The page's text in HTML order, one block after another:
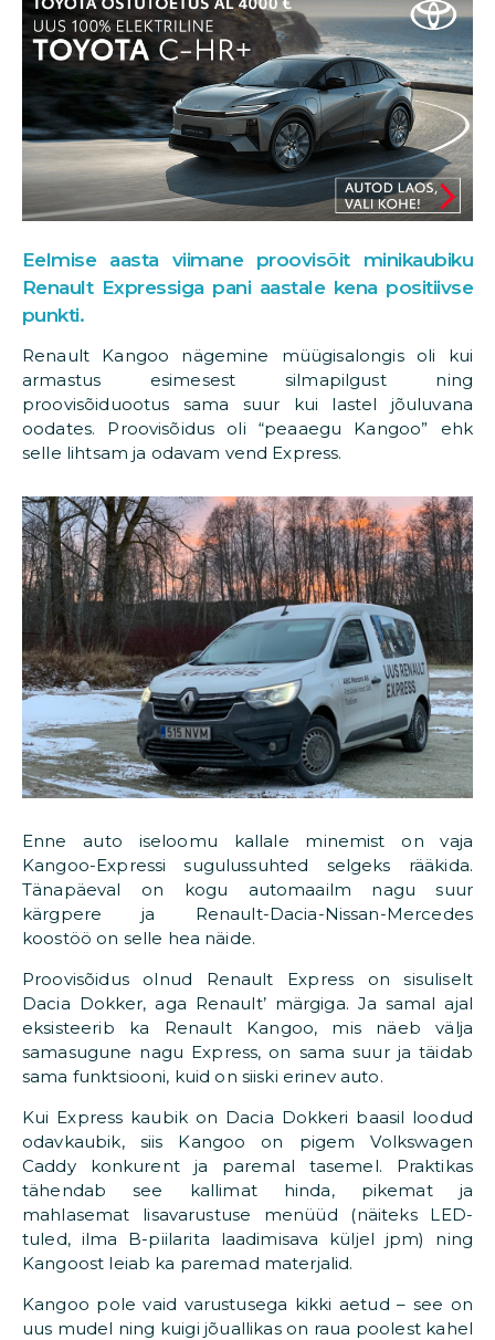
Eelmise aasta viimane proovisõit minikaubiku
Renault Expressiga pani aastale kena positiivse
punkti.
Renault Kangoo nägemine müügisalongis oli kui
armastus esimesest silmapilgust ning
proovisõiduootus sama suur kui lastel jõuluvana
oodates. Proovisõidus oli “peaaegu Kangoo” ehk
selle lihtsam ja odavam vend Express.
Enne auto iseloomu kallale minemist on vaja
Kangoo-Expressi sugulussuhted selgeks rääkida.
Tänapäeval on kogu automaailm nagu suur
kärgpere ja Renault-Dacia-Nissan-Mercedes
koostöö on selle hea näide.
Proovisõidus olnud Renault Express on sisuliselt
Dacia Dokker, aga Renault’ märgiga. Ja samal ajal
eksisteerib ka Renault Kangoo, mis näeb välja
samasugune nagu Express, on sama suur ja täidab
sama funktsiooni, kuid on siiski erinev auto.
Kui Express kaubik on Dacia Dokkeri baasil loodud
odavkaubik, siis Kangoo on pigem Volkswagen
Caddy konkurent ja paremal tasemel. Praktikas
tähendab see kallimat hinda, pikemat ja
mahlasemat lisavarustuse menüüd (näiteks LED-
tuled, ilma B-piilarita laadimisava küljel jpm) ning
Kangoost leiab ka paremad materjalid.
Kangoo pole vaid varustusega kikki aetud – see on
uus mudel ning kuigi jõuallikas on raua poolest kahel